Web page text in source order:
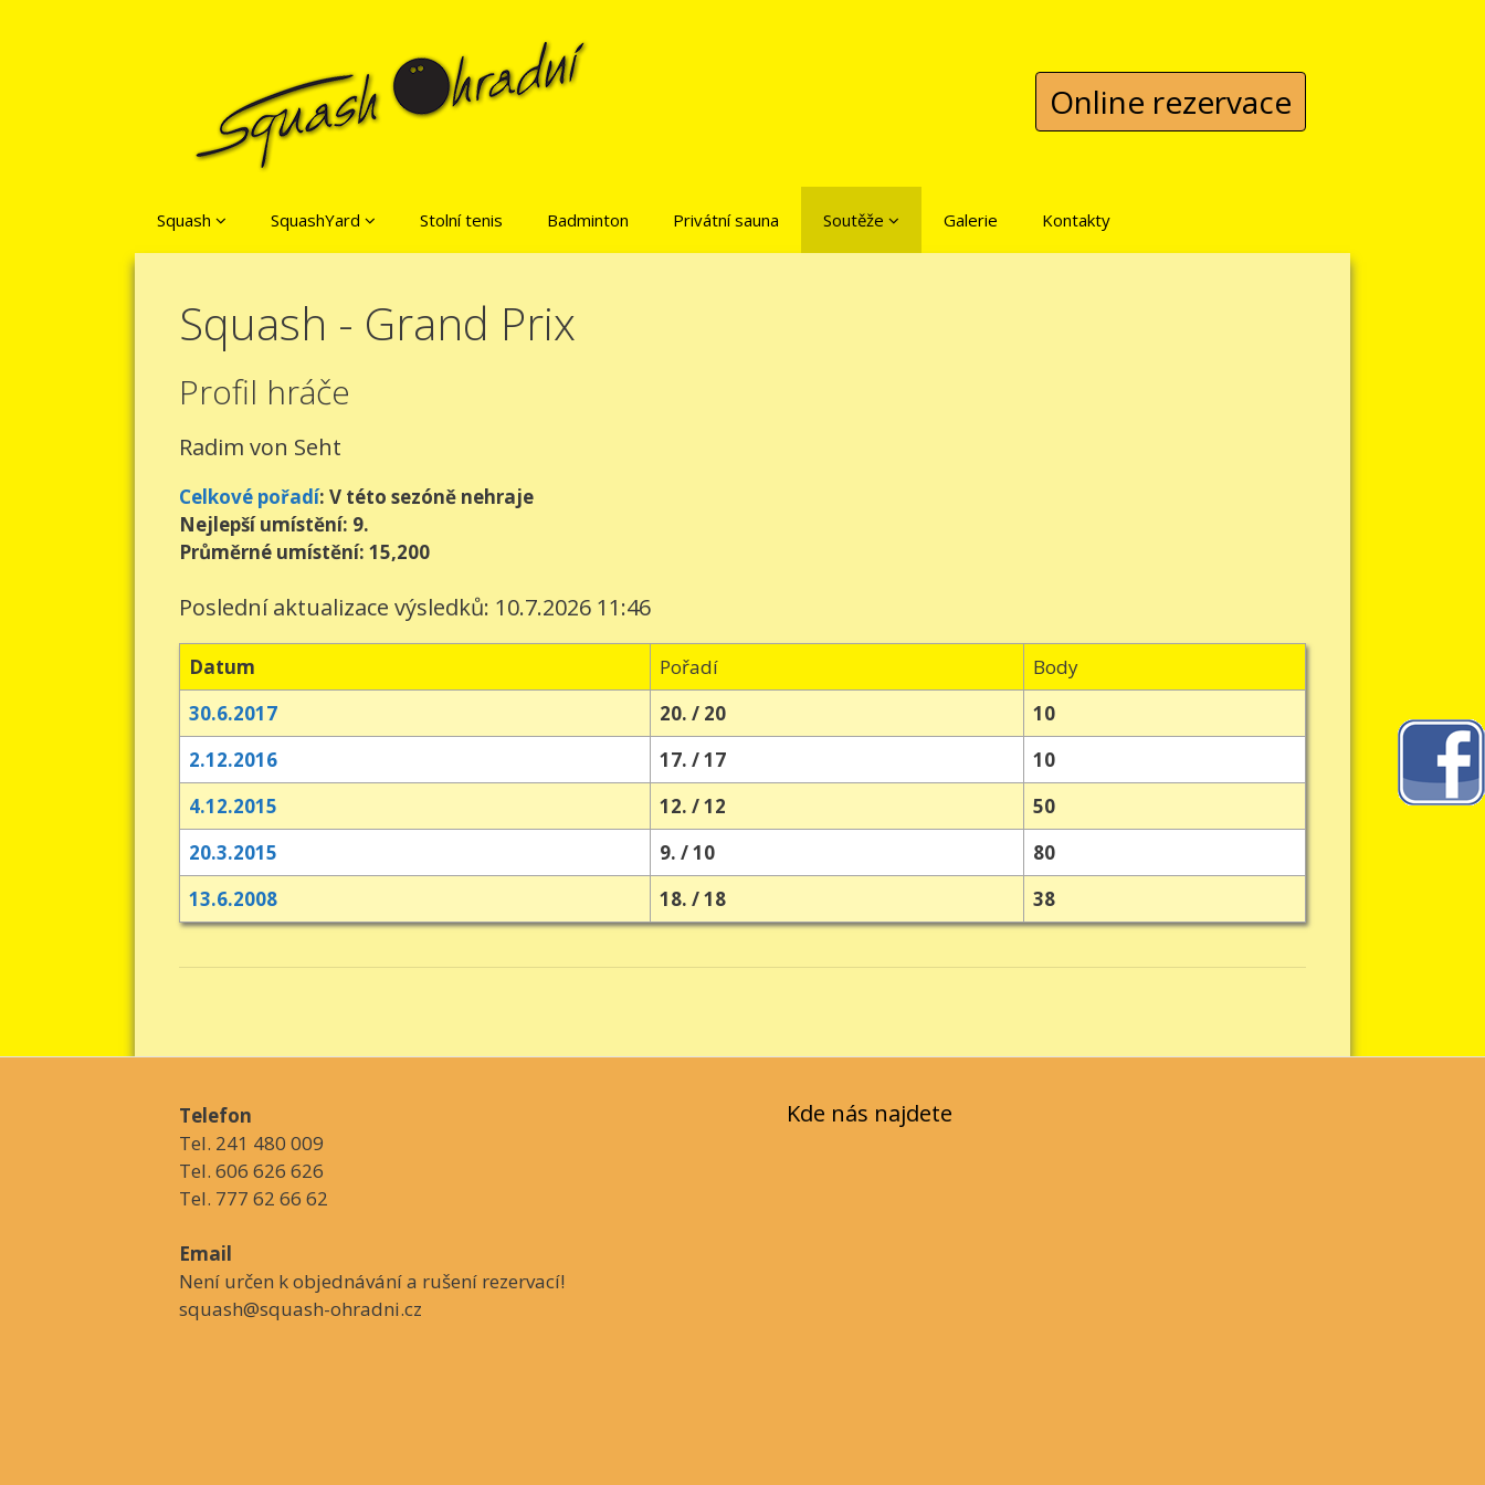
Online rezervace
Squash SquashYard Stolní tenis Badminton Privátní sauna Soutěže Galerie Kontakty
Squash - Grand Prix
Profil hráče
Radim von Seht
Celkové pořadí: V této sezóně nehraje
Nejlepší umístění: 9.
Průměrné umístění: 15,200
Poslední aktualizace výsledků: 10.7.2026 11:46
Datum Pořadí
Body
30.6.2017
20. / 20
10
2.12.2016
17. / 17
10
4.12.2015
12. / 12
50
20.3.2015
9. / 10
80
13.6.2008
18. / 18 38
Telefon
Tel. 241 480 009
Tel. 606 626 626
Tel. 777 62 66 62
Email
Není určen k objednávání a rušení rezervací!
squash@squash-ohradni.cz
Kde nás najdete